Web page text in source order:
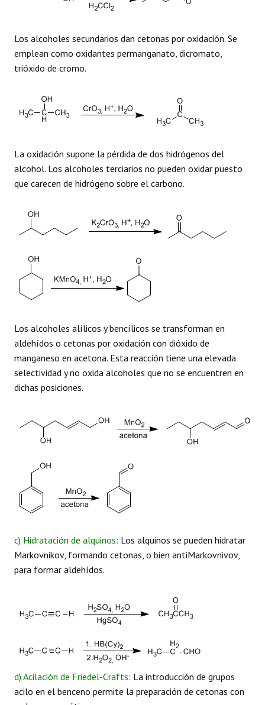
Los alcoholes secundarios dan cetonas por oxidación. Se
emplean como oxidantes permanganato, dicromato,
trióxido de cromo.
La oxidación supone la pérdida de dos hidrógenos del
alcohol. Los alcoholes terciarios no pueden oxidar puesto
que carecen de hidrógeno sobre el carbono.
Los alcoholes alílicos y bencílicos se transforman en
aldehídos o cetonas por oxidación con dióxido de
manganeso en acetona. Esta reacción tiene una elevada
selectividad y no oxida alcoholes que no se encuentren en
dichas posiciones.
c) Hidratación de alquinos: Los alquinos se pueden hidratar
Markovnikov, formando cetonas, o bien antiMarkovnivov,
para formar aldehídos.
d) Acilación de Friedel-Crafts: La introducción de grupos
acilo en el benceno permite la preparación de cetonas con